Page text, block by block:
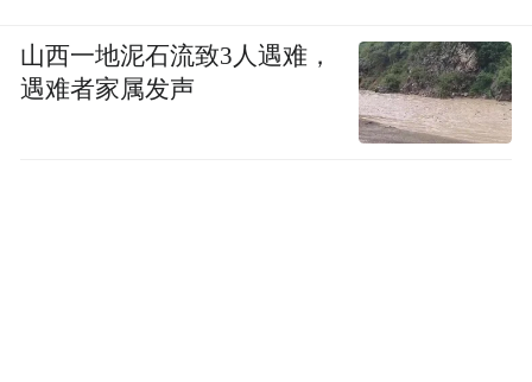
山西一地泥石流致3人遇难，
遇难者家属发声